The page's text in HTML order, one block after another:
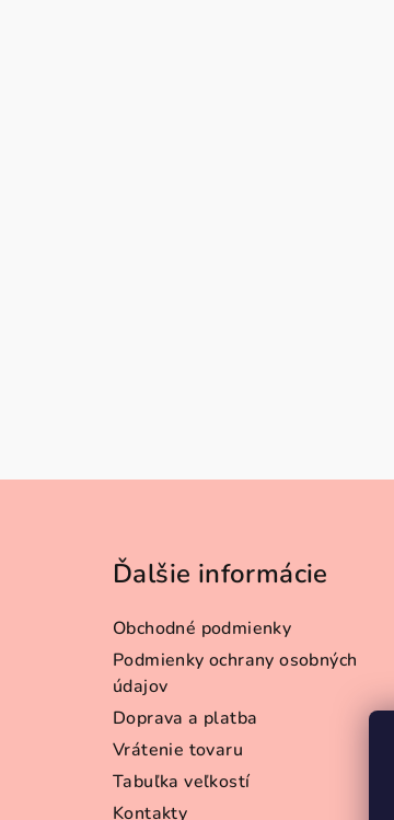
Ďalšie informácie
Obchodné podmienky
Podmienky ochrany osobných
údajov
Doprava a platba
Vrátenie tovaru
Tabuľka veľkostí
Kontakty